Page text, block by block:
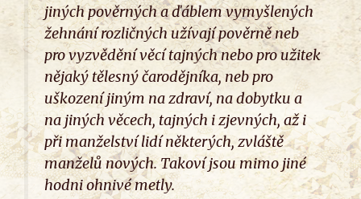
jiných pověrných a ďáblem vymyšlených
žehnání rozličných užívají pověrně neb
pro vyzvědění věcí tajných nebo pro užitek
nějaký tělesný čarodějníka, neb pro
uškození jiným na zdraví, na dobytku a
na jiných věcech, tajných i zjevných, až i
při manželství lidí některých, zvláště
manželů nových. Takoví jsou mimo jiné
hodni ohnivé metly.